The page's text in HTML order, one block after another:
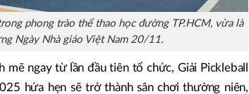
phong trào thể thao học đường TP.HCM, vừa là
Ngày Nhà giáo Việt Nam 20/11.
ngay từ lần đầu tiên tổ chức, Giải Pickleball
hứa hẹn sẽ trở thành sân chơi thường niên,